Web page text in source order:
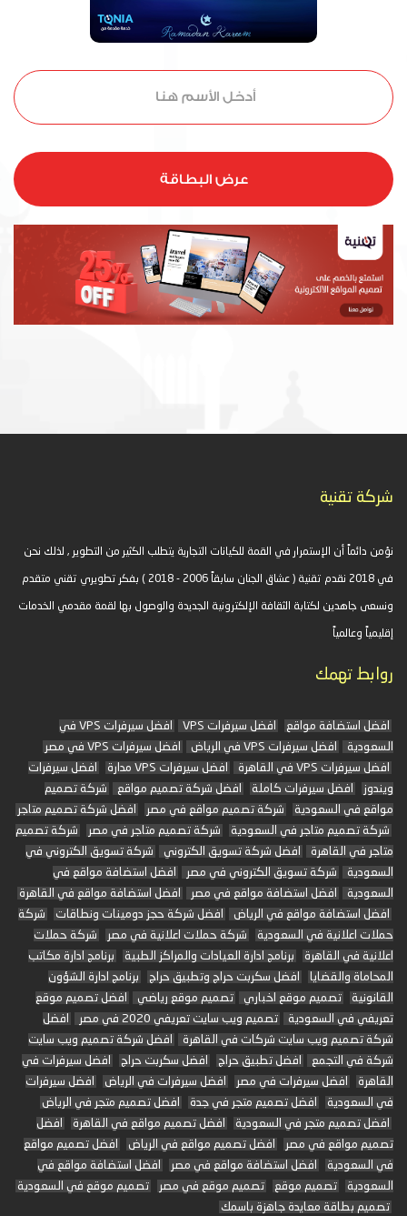
شركة تقنية
نؤمن دائماً أن الإستمرار في القمة للكيانات التجارية يتطلب الكثير من التطوير , لذلك نحن
في 2018 نقدم تقنية ( عشاق الجنان سابقاً 2006 - 2018 ) بفكر تطويري تقني متقدم
ونسعى جاهدين لكتابة الثقافة الإلكترونية الجديدة والوصول بها لقمة مقدمي الخدمات
إقليمياً وعالمياً
روابط تهمك
افضل استضافة مواقع افضل سيرفرات VPS
افضل سيرفرات VPS في
السعودية
افضل سيرفرات VPS في الرياض
افضل سيرفرات VPS في مصر
افضل سيرفرات VPS في القاهرة
افضل سيرفرات VPS مدارة
افضل سيرفرات
ويندوز
افضل سيرفرات كاملة افضل شركة تصميم مواقع
شركة تصميم
مواقع في السعودية
شركة تصميم مواقع في مصر
افضل شركة تصميم متاجر
شركة تصميم متاجر في السعودية
شركة تصميم متاجر في مصر
شركة تصميم
متاجر في القاهرة
افضل شركة تسويق الكتروني
شركة تسويق الكتروني في
السعودية
شركة تسويق الكتروني في مصر
افضل استضافة مواقع في
السعودية
افضل استضافة مواقع في مصر
افضل استضافة مواقع في القاهرة
افضل استضافة مواقع في الرياض
افضل شركة حجز دومينات ونطاقات
شركة
حملات اعلانية في السعودية
شركة حملات اعلانية في مصر
شركة حملات
اعلانية في القاهرة
برنامج ادارة العيادات والمراكز الطبية
برنامج ادارة مكاتب
المحاماة والقضايا
افضل سكربت حراج وتطبيق حراج
برنامج ادارة الشؤون
القانونية
تصميم موقع اخباري تصميم موقع رياضي
افضل تصميم موقع
تعريفي في السعودية
تصميم ويب سايت تعريفي 2020 في مصر
افضل
شركة تصميم ويب سايت شركات في القاهرة
افضل شركة تصميم ويب سايت
شركة في التجمع
افضل تطبيق حراج افضل سكربت حراج
افضل سيرفرات في
القاهرة
افضل سيرفرات في مصر افضل سيرفرات في الرياض
افضل سيرفرات
في السعودية
افضل تصميم متجر في جدة
افضل تصميم متجر في الرياض
افضل تصميم متجر في السعودية
افضل تصميم مواقع في القاهرة
افضل
تصميم مواقع في مصر
افضل تصميم مواقع في الرياض
افضل تصميم مواقع
في السعودية
افضل استضافة مواقع في مصر
افضل استضافة مواقع في
السعودية
تصميم موقع تصميم موقع في مصر
تصميم موقع في السعودية
تصميم بطاقة معايدة جاهزة باسمك